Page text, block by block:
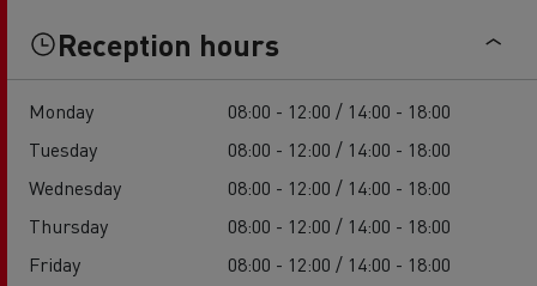
Reception hours
Monday
08:00 - 12:00 / 14:00 - 18:00
Tuesday
08:00 - 12:00 / 14:00 - 18:00
Wednesday
08:00 - 12:00 / 14:00 - 18:00
Thursday
08:00 - 12:00 / 14:00 - 18:00
Friday
08:00 - 12:00 / 14:00 - 18:00